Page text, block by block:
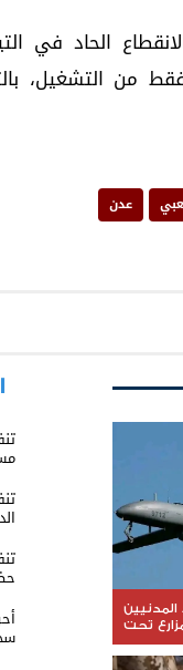
الحاد في
ساعتين فقط من
عدن
تحت